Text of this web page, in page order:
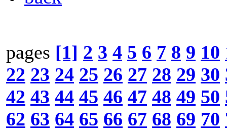
pages [1] 2 3 4 5 6 7 8 9 10
22 23 24 25 26 27 28 29 30
42 43 44 45 46 47 48 49 50
62 63 64 65 66 67 68 69 70